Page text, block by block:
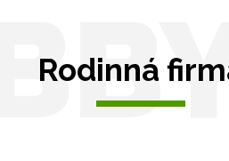
Rodinná